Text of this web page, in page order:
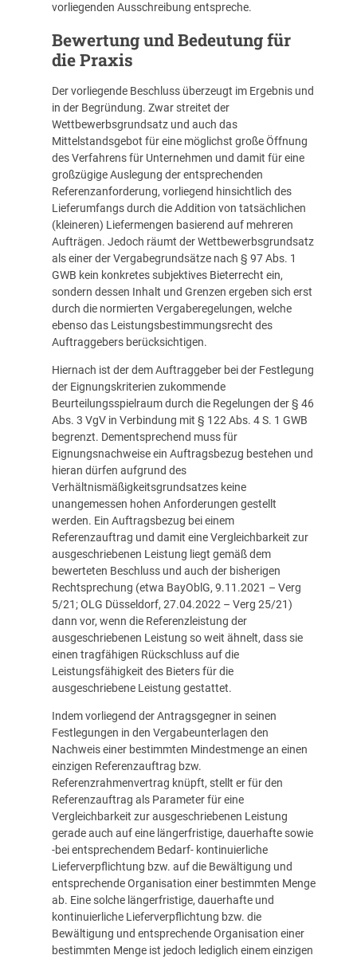
vorliegenden Ausschreibung entspreche.
Bewertung und Bedeutung für
die Praxis
Der vorliegende Beschluss überzeugt im Ergebnis und
in der Begründung. Zwar streitet der
Wettbewerbsgrundsatz und auch das
Mittelstandsgebot für eine möglichst große Öffnung
des Verfahrens für Unternehmen und damit für eine
großzügige Auslegung der entsprechenden
Referenzanforderung, vorliegend hinsichtlich des
Lieferumfangs durch die Addition von tatsächlichen
(kleineren) Liefermengen basierend auf mehreren
Aufträgen. Jedoch räumt der Wettbewerbsgrundsatz
als einer der Vergabegrundsätze nach § 97 Abs. 1
GWB kein konkretes subjektives Bieterrecht ein,
sondern dessen Inhalt und Grenzen ergeben sich erst
durch die normierten Vergaberegelungen, welche
ebenso das Leistungsbestimmungsrecht des
Auftraggebers berücksichtigen.
Hiernach ist der dem Auftraggeber bei der Festlegung
der Eignungskriterien zukommende
Beurteilungsspielraum durch die Regelungen der § 46
Abs. 3 VgV in Verbindung mit § 122 Abs. 4 S. 1 GWB
begrenzt. Dementsprechend muss für
Eignungsnachweise ein Auftragsbezug bestehen und
hieran dürfen aufgrund des
Verhältnismäßigkeitsgrundsatzes keine
unangemessen hohen Anforderungen gestellt
werden. Ein Auftragsbezug bei einem
Referenzauftrag und damit eine Vergleichbarkeit zur
ausgeschriebenen Leistung liegt gemäß dem
bewerteten Beschluss und auch der bisherigen
Rechtsprechung (etwa BayOblG, 9.11.2021 – Verg
5/21; OLG Düsseldorf, 27.04.2022 – Verg 25/21)
dann vor, wenn die Referenzleistung der
ausgeschriebenen Leistung so weit ähnelt, dass sie
einen tragfähigen Rückschluss auf die
Leistungsfähigkeit des Bieters für die
ausgeschriebene Leistung gestattet.
Indem vorliegend der Antragsgegner in seinen
Festlegungen in den Vergabeunterlagen den
Nachweis einer bestimmten Mindestmenge an einen
einzigen Referenzauftrag bzw.
Referenzrahmenvertrag knüpft, stellt er für den
Referenzauftrag als Parameter für eine
Vergleichbarkeit zur ausgeschriebenen Leistung
gerade auch auf eine längerfristige, dauerhafte sowie
-bei entsprechendem Bedarf- kontinuierliche
Lieferverpflichtung bzw. auf die Bewältigung und
entsprechende Organisation einer bestimmten Menge
ab. Eine solche längerfristige, dauerhafte und
kontinuierliche Lieferverpflichtung bzw. die
Bewältigung und entsprechende Organisation einer
bestimmten Menge ist jedoch lediglich einem einzigen